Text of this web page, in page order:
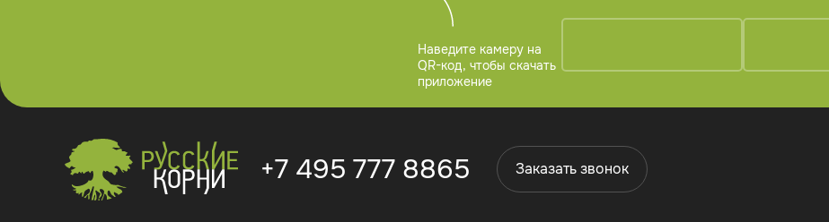
Наведите камеру на
QR-код, чтобы скачать
приложение
+7 495 777 8865 Заказать звонок